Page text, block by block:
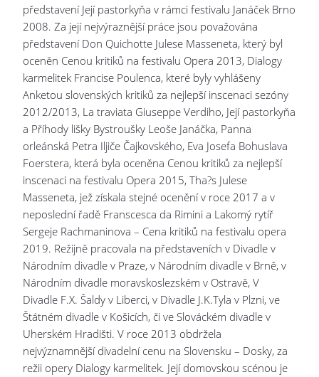
představení Její pastorkyňa v rámci festivalu Janáček Brno
2008. Za její nejvýraznější práce jsou považována
představení Don Quichotte Julese Masseneta, který byl
oceněn Cenou kritiků na festivalu Opera 2013, Dialogy
karmelitek Francise Poulenca, které byly vyhlášeny
Anketou slovenských kritiků za nejlepší inscenaci sezóny
2012/2013, La traviata Giuseppe Verdiho, Její pastorkyňa
a Příhody lišky Bystroušky Leoše Janáčka, Panna
orleánská Petra Iljiče Čajkovského, Eva Josefa Bohuslava
Foerstera, která byla oceněna Cenou kritiků za nejlepší
inscenaci na festivalu Opera 2015, Tha?s Julese
Masseneta, jež získala stejné ocenění v roce 2017 a v
neposlední řadě Franscesca da Rimini a Lakomý rytíř
Sergeje Rachmaninova – Cena kritiků na festivalu opera
2019. Režijně pracovala na představeních v Divadle v
Národním divadle v Praze, v Národním divadle v Brně, v
Národním divadle moravskoslezském v Ostravě, V
Divadle F.X. Šaldy v Liberci, v Divadle J.K.Tyla v Plzni, ve
Štátném divadle v Košicích, či ve Slováckém divadle v
Uherském Hradišti. V roce 2013 obdržela
nejvýznamnější divadelní cenu na Slovensku – Dosky, za
režii opery Dialogy karmelitek. Její domovskou scénou je